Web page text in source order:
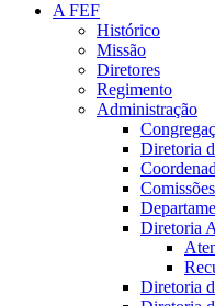
A FEF
Histórico
Missão
Diretores
Regimento
Administração
Diretoria
Comissões
Diretoria
Diretoria